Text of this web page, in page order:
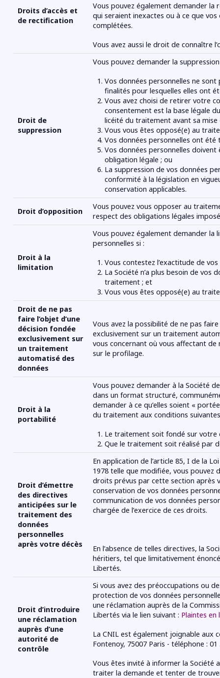
Droits d’accès et
de rectification
Vous pouvez également demander la
qui seraient inexactes ou à ce que
complétées.
Vous avez aussi le droit de connaître
Droit de
suppression
Vous pouvez demander la
Vos données personnelles ne sont
finalités pour lesquelles elles ont
Vous avez choisi de retirer votre
consentement est la base légale
licéité du traitement avant sa
Vous vous êtes opposé(e) au
Vos données personnelles ont été
Vos données personnelles
obligation légale ; ou
La suppression de vos données
conformité à la législation en
conservation applicables.
Droit d’opposition
Vous pouvez vous opposer au
respect des obligations légales
Droit à la
limitation
Vous pouvez également demander
personnelles si :
Vous contestez l’exactitude de
La Société n’a plus besoin de vos
traitement ; et
Vous vous êtes opposé(e) au
Droit de ne pas
faire l’objet d’une
décision fondée
exclusivement sur
un traitement
automatisé des
données
Vous avez la possibilité de ne pas
exclusivement sur un traitement
vous concernant où vous affectant
sur le profilage.
Droit à la
portabilité
Vous pouvez demander à la Société
dans un format structuré,
demander à ce qu’elles soient «
du traitement aux conditions
Le traitement soit fondé sur votre
Que le traitement soit réalisé par
Droit d’émettre
des directives
anticipées sur le
traitement des
données
personnelles
après votre décès
En application de l’article 85, I de la
1978 telle que modifiée, vous pouvez
droits prévus par cette section après
conservation de vos données
communication de vos données
chargée de l’exercice de ces droits.
En l’absence de telles directives, la
héritiers, tel que limitativement
Libertés.
Droit d’introduire
une réclamation
auprès d’une
autorité de
contrôle
Si vous avez des préoccupations ou
protection de vos données
une réclamation auprès de la
Libertés via le lien suivant : Plaintes
La CNIL est également joignable aux
Fontenoy, 75007 Paris - téléphone : 01
Vous êtes invité à informer la Société
traiter la demande et tenter de